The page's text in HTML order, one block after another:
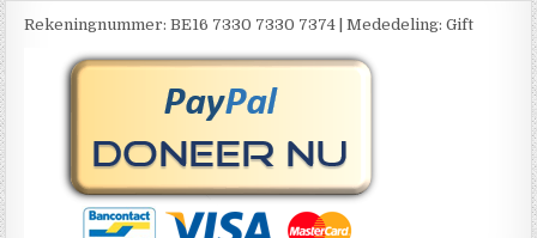
Rekeningnummer: BE16 7330 7330 7374 | Mededeling: Gift